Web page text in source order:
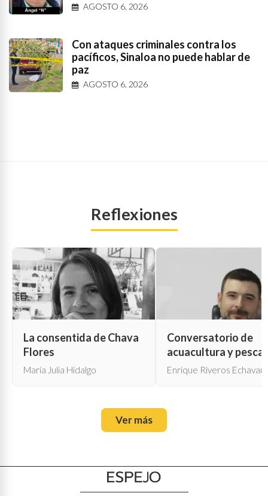
AGOSTO 6, 2026
Con ataques criminales contra los
pacíficos, Sinaloa no puede hablar de
paz
AGOSTO 6, 2026
Reflexiones
La consentida de Chava
Flores
María Julia Hidalgo
Conversatorio de
acuacultura y pesca
Enrique Riveros
Ver más